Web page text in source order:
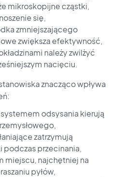
mikroskopijne cząstki,
się,
zmniejszającego
zwiększa efektywność,
należy zwilżyć
nacięciu.
znacząco wpływa
odsysania kierują
zatrzymują
przecinania,
miejscu, najchętniej na
pyłów,